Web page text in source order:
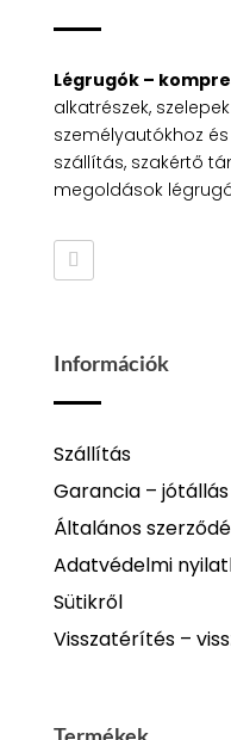
Légrugók –
alkatrészek,
személyautókhoz
szállítás, szakértő
megoldások
Információk
Szállítás
Garancia – jótállás
Általános
Adatvédelmi
Sütikről
Visszatérítés –
Termékek